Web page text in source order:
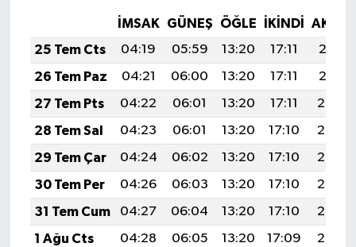
İMSAK GÜNEŞ ÖĞLE İKINDI
25 Tem Cts
04:19 05:59 13:20 17:11
20:31
26 Tem Paz
04:21 06:00 13:20 17:11
20:31
27 Tem Pts
04:22 06:01 13:20 17:11
20:30
28 Tem Sal
04:23 06:01 13:20 17:10
20:29
29 Tem Çar
04:24 06:02 13:20 17:10
20:28
30 Tem Per
04:26 06:03 13:20 17:10
20:27
31 Tem Cum
04:27 06:04 13:20 17:10
20:26
1 Ağu Cts
04:28 06:05 13:20 17:09
20:25